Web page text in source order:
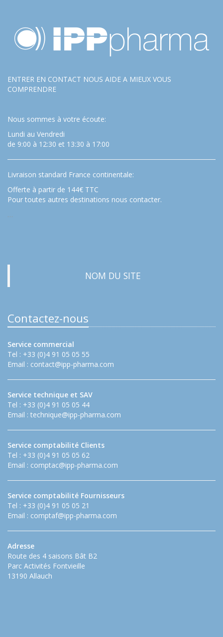
ENTRER EN CONTACT NOUS AIDE A MIEUX VOUS
COMPRENDRE
Nous sommes à votre écoute:
Lundi au Vendredi
de 9:00 à 12:30 et 13:30 à 17:00
Livraison standard France continentale:
Offerte à partir de 144€ TTC
Pour toutes autres destinations nous contacter.
…
NOM DU SITE
Contactez-nous
Service commercial
Tel : +33 (0)4 91 05 05 55
Email : contact@ipp-pharma.com
Service technique et SAV
Tel : +33 (0)4 91 05 05 44
Email : technique@ipp-pharma.com
Service comptabilité Clients
Tel : +33 (0)4 91 05 05 62
Email : comptac@ipp-pharma.com
Service comptabilité Fournisseurs
Tel : +33 (0)4 91 05 05 21
Email : comptaf@ipp-pharma.com
Adresse
Route des 4 saisons Bât B2
Parc Activités Fontvieille
13190 Allauch